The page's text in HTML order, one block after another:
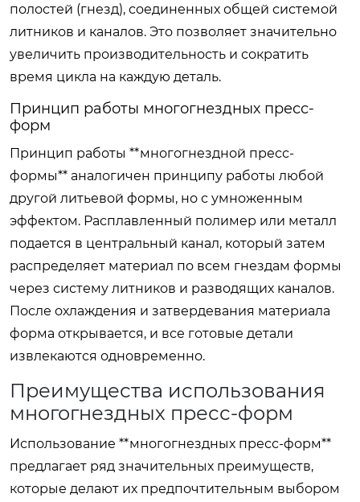
полостей (гнезд), соединенных общей системой
литников и каналов. Это позволяет значительно
увеличить производительность и сократить
время цикла на каждую деталь.
Принцип работы многогнездных пресс-
форм
Принцип работы **многогнездной пресс-
формы** аналогичен принципу работы любой
другой литьевой формы, но с умноженным
эффектом. Расплавленный полимер или металл
подается в центральный канал, который затем
распределяет материал по всем гнездам формы
через систему литников и разводящих каналов.
После охлаждения и затвердевания материала
форма открывается, и все готовые детали
извлекаются одновременно.
Преимущества использования
многогнездных пресс-форм
Использование **многогнездных пресс-форм**
предлагает ряд значительных преимуществ,
которые делают их предпочтительным выбором